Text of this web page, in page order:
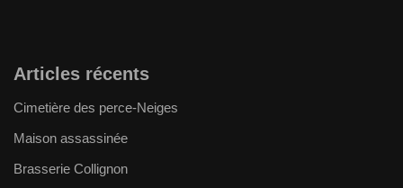
Articles récents
Cimetière des perce-Neiges
Maison assassinée
Brasserie Collignon